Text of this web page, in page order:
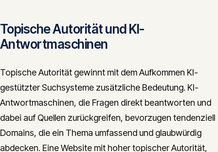
Topische Autorität und KI-
Antwortmaschinen
Topische Autorität gewinnt mit dem Aufkommen KI-
gestützter Suchsysteme zusätzliche Bedeutung. KI-
Antwortmaschinen, die Fragen direkt beantworten und
dabei auf Quellen zurückgreifen, bevorzugen tendenziell
Domains, die ein Thema umfassend und glaubwürdig
abdecken. Eine Website mit hoher topischer Autorität,